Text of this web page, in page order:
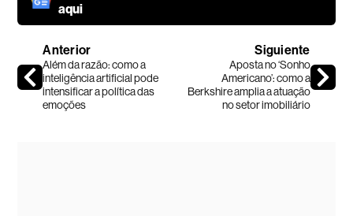
aqui
Anterior
Além da razão: como a
inteligência artificial pode
intensificar a política das
emoções
Siguiente
Aposta no ‘Sonho
Americano’: como a
Berkshire amplia a atuação
no setor imobiliário